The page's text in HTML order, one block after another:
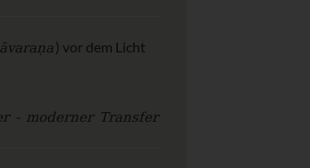
āvaraṇa ) vor dem Licht
- moderner Transfer